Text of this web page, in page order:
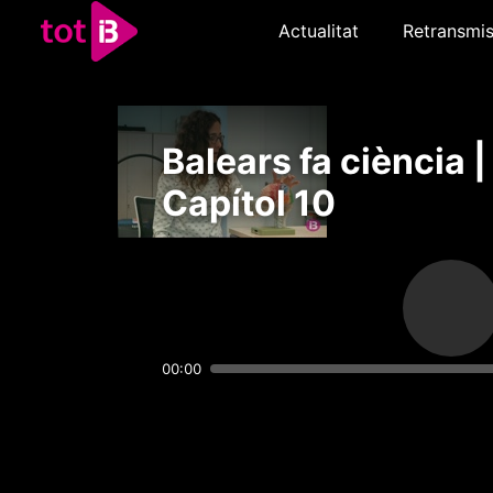
Actualitat
Balears fa ciència |
Capítol 10
00:00